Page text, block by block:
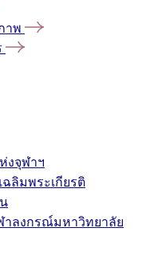
าพ
งจุฬาฯ
ลิมพระเกียรติ
าลงกรณ์มหาวิทยาลัย